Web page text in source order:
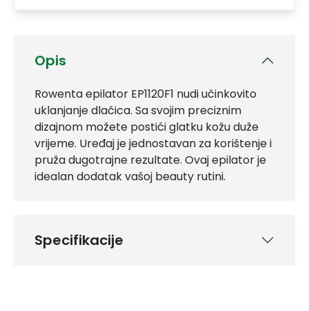
Opis
Rowenta epilator EP1120F1 nudi učinkovito
uklanjanje dlačica. Sa svojim preciznim
dizajnom možete postići glatku kožu duže
vrijeme. Uređaj je jednostavan za korištenje i
pruža dugotrajne rezultate. Ovaj epilator je
idealan dodatak vašoj beauty rutini.
Specifikacije